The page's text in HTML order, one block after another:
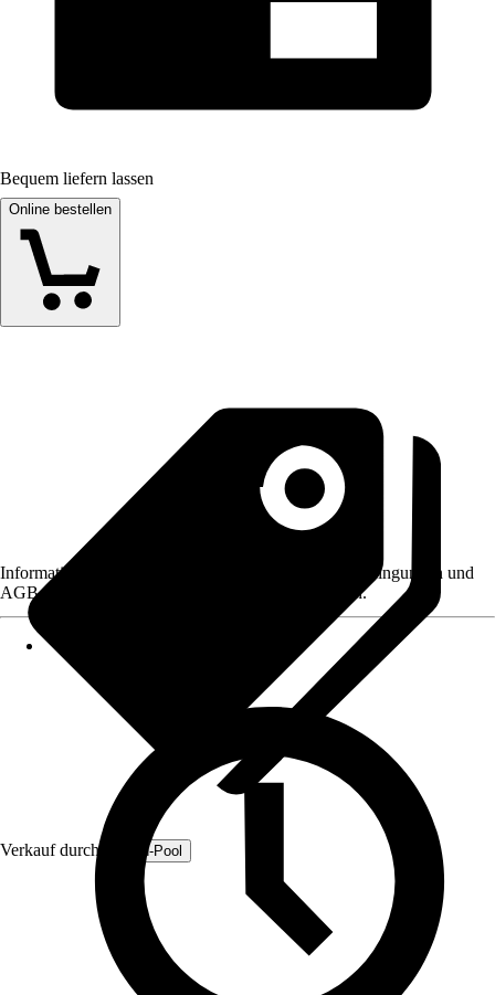
Bequem liefern lassen
Online bestellen
Verkauf durch: Fresh-Pool
Informationen des Verkäufers, wie z. B. Rückgabebedingungen und
AGB, finden Sie bei Klick auf den Verkäufernamen.